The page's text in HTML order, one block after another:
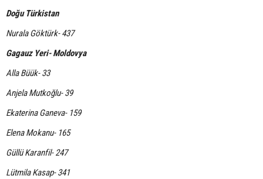
Doğu Türkistan
Nurala Göktürk- 437
Gagauz Yeri- Moldovya
Alla Büük- 33
Anjela Mutkoğlu- 39
Ekaterina Ganeva- 159
Elena Mokanu- 165
Güllü Karanfil- 247
Lütmila Kasap- 341